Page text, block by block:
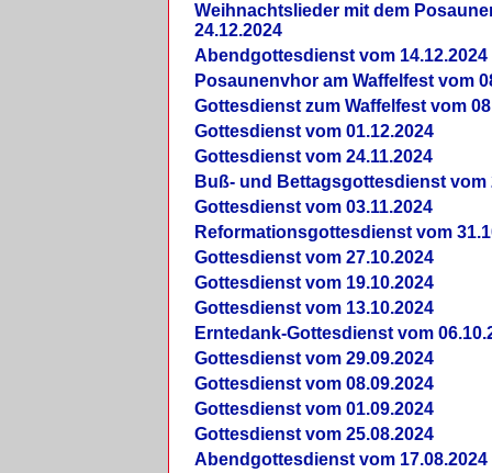
Weihnachtslieder mit dem
24.12.2024
Abendgottesdienst vom 14.12.2024
Posaunenvhor am Waffelfest vom
Gottesdienst zum Waffelfest vom
Gottesdienst vom 01.12.2024
Gottesdienst vom 24.11.2024
Buß- und Bettagsgottesdienst vom
Gottesdienst vom 03.11.2024
Reformationsgottesdienst vom
Gottesdienst vom 27.10.2024
Gottesdienst vom 19.10.2024
Gottesdienst vom 13.10.2024
Erntedank-Gottesdienst vom
Gottesdienst vom 29.09.2024
Gottesdienst vom 08.09.2024
Gottesdienst vom 01.09.2024
Gottesdienst vom 25.08.2024
Abendgottesdienst vom 17.08.2024